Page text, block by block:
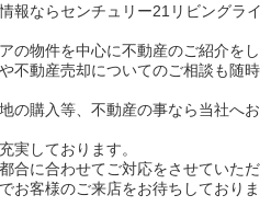
報ならセンチュリー21リビングライ
の物件を中心に不動産のご紹介をし
不動産売却についてのご相談も随時
の購入等、不動産の事なら当社へお
実しております。
合に合わせてご対応をさせていただ
お客様のご来店をお待ちしておりま